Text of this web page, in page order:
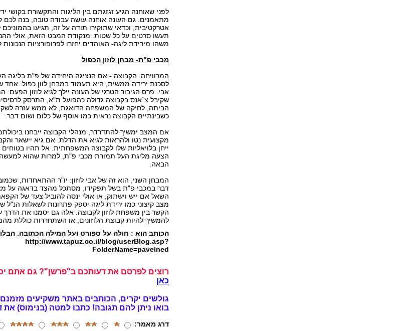
לפני שאוחנה הגיע זגזגתם בין הליגות והתקשורת בקושי
מתאמנים. גם העונה אוחנה עושה עבודה טובה, בנה לכם
אטרקטיבית, וכדאי שתוקירו תודה על זה, תגיעו
תעשו סרטים על כל שטות. מנקודת המבט הזאת, אולי
משהו מירידת ליגה- האוהדים יחזרו לפרופורציות הנכונות
מכבי פ"ת- מבחן לוזון הכפול
המרוויחה: הקבוצה - אם הנציגה היחידה של פ"ת בליגה
לסכנת ירידה ממשית, היא תעמוד במבחן לוון כפול: אחד
אבי. פרס הגיבור הטרגי של העונה יילך לגיא לוזון הפעם.
שקיבל צ`אנס בקבוצה גדולה כהפועל ת"א, התרסק
הביתה, לחיקה של המשפחה הדואגת, לא ממש עזרה
כשבינתיים הקבוצה נראית כמו אוסף של כלום ושום דבר.
אם המצב ימשיך להתדרדר, מנהלי הקבוצה ייבחנו
מקצועית נטו ולהראות לגיא את הדלת. אם גיא יישאר
ייחן בלויאליות שלו לקבוצה המשפחתית. אל תהיו בטוחים
הצעה מליגת העל תמורת מכבי פ"ת, למרות שהוא למעשה
הבאה.
המבחן השני, הוא זה של אבי לוזון: יו"ר ההתאחדות,
דבר במכבי פ"ת בשל תפקידו, מסתכל מהצד בדאגה על
השאל אם ייש וישתוק, או אולי ינסה להוביל צעד של
מצב קיצוני כמו ירידת ליגה יספק פתרונות לשאלות הנ"ל
הקשר בין משפחת לוזון לקבוצה. אלה גם יסמנו את הדרך
להמשיך להיות קבוצת הלוזונים, או השתחררות כוללת
הכותב הוא : חולה על ספורט ועל המילה הכתובה.
http://www.tapuz.co.il/blog/userBlog.asp?
FolderName=pavelned
רוצים לפרסם את דעותכם ב"פרשן"? גם אתם
כאן
גולשים יקרים, הכותבים באתר משקיעים
בואו ניתן להם תגובה! כתבו למטה (בנימוס) את
דרג מאמר: